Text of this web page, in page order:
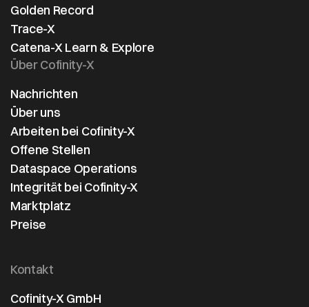
Golden Record
Trace-X
Catena-X Learn & Explore
Über Cofinity-X
Nachrichten
Über uns
Arbeiten bei Cofinity-X
Offene Stellen
Dataspace Operations
Integrität bei Cofinity-X
Kontakt
Cofinity-X GmbH
Marktplatz
Preise